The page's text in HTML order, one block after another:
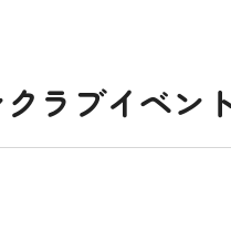
ラブイベン